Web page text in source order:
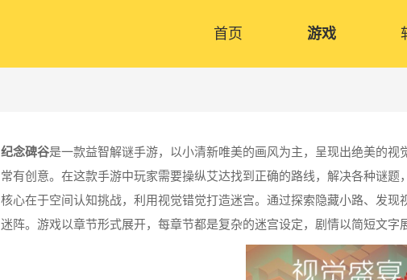
首页 游戏
纪念碑谷是一款益智解谜手游，以小清新唯美的画风为主，呈现出绝美的
常有创意。在这款手游中玩家需要操纵艾达找到正确的路线，解决各种谜
核心在于空间认知挑战，利用视觉错觉打造迷宫。通过探索隐藏小路、发
迷阵。游戏以章节形式展开，每章节都是复杂的迷宫设定，剧情以简短文字